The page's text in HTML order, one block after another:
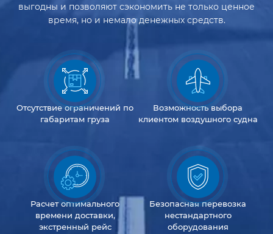
выгодны и позволяют сэкономить не только ценное
время, но и немало денежных средств.
Отсутствиеограничений по
габаритам груза
Возможность выбора
клиентом воздушного судна
Расчет оптимального
времени доставки,
экстренный рейс
Безопасная перевозка
нестандартного
оборудования